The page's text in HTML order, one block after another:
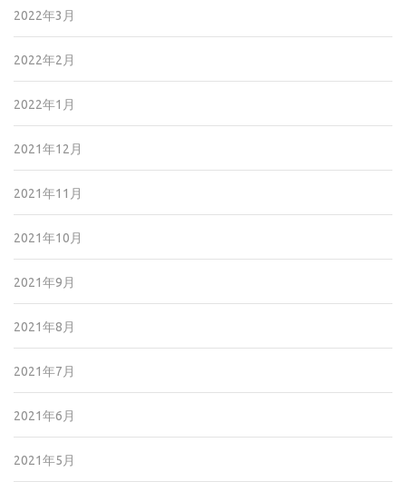
2022年3月
2022年2月
2022年1月
2021年12月
2021年11月
2021年10月
2021年9月
2021年8月
2021年7月
2021年6月
2021年5月